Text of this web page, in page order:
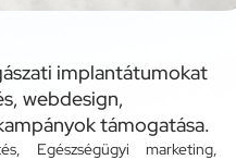
implantátumokat
webdesign,
támogatása.
Egészségügyi marketing